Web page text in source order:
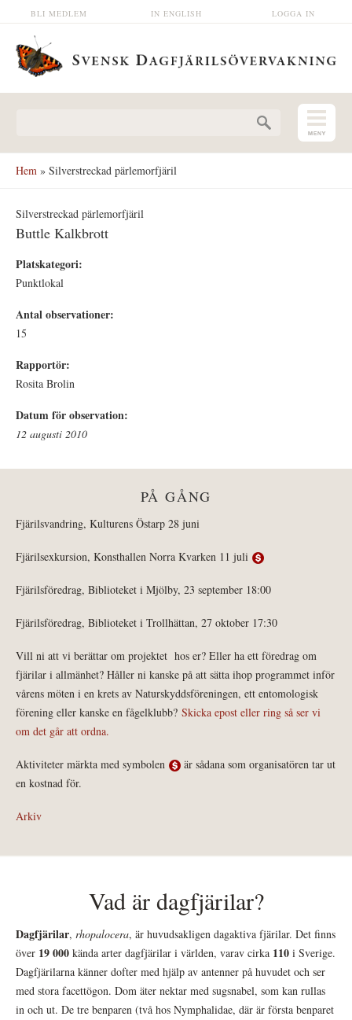
Hoppa till huvudinnehåll LOGGA IN
IN ENGLISH
BLI MEDLEM
Hem » Silverstreckad pärlemorfjäril
Silverstreckad pärlemorfjäril
Buttle Kalkbrott
Platskategori:
Punktlokal
Antal observationer:
15
Rapportör:
Rosita Brolin
Datum för observation:
12 augusti 2010
PÅ GÅNG
Fjärilsvandring, Kulturens Östarp 28 juni
Fjärilsexkursion, Konsthallen Norra Kvarken 11 juli
Fjärilsföredrag, Biblioteket i Mjölby, 23 september 18:00
Fjärilsföredrag, Biblioteket i Trollhättan, 27 oktober 17:30
Vill ni att vi berättar om projektet hos er? Eller ha ett föredrag om
fjärilar i allmänhet? Håller ni kanske på att sätta ihop programmet inför
vårens möten i en krets av Naturskyddsföreningen, ett entomologisk
förening eller kanske en fågelklubb? Skicka epost eller ring så ser vi
om det går att ordna.
Aktiviteter märkta med symbolen
är sådana som organisatören tar ut
en kostnad för.
Arkiv
Vad är dagfjärilar?
Dagfjärilar, rhopalocera, är huvudsakligen dagaktiva fjärilar. Det finns
över 19 000 kända arter dagfjärilar i världen, varav cirka 110 i Sverige.
Dagfjärilarna känner dofter med hjälp av antenner på huvudet och ser
med stora facettögon. Dom äter nektar med sugsnabel, som kan rullas
in och ut. De tre benparen (två hos Nymphalidae, där är första benparet